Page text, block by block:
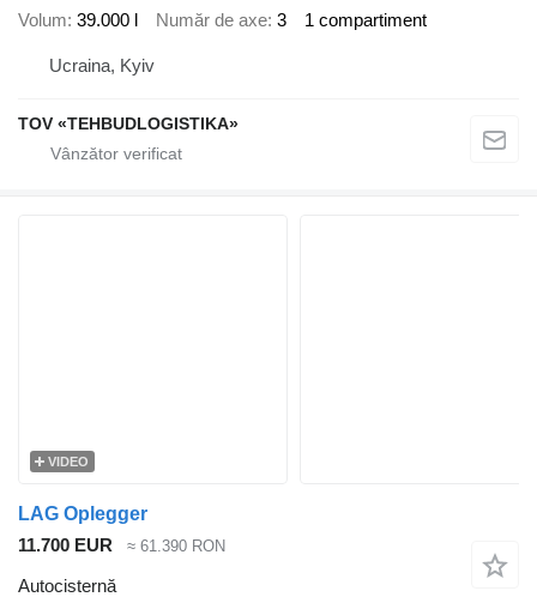
Volum 39.000 l Număr de axe 3 1 compartiment
Ucraina, Kyiv
TOV «TEHBUDLOGISTIKA»
VIDEO
LAG Oplegger
11.700 EUR
≈ 61.390 RON
Autocisternă